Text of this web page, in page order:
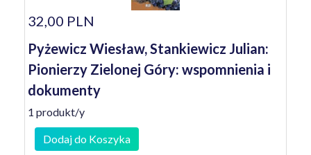
32,00 PLN
Pyżewicz Wiesław, Stankiewicz Julian:
Pionierzy Zielonej Góry: wspomnienia i
dokumenty
1 produkt/y
Dodaj do Koszyka